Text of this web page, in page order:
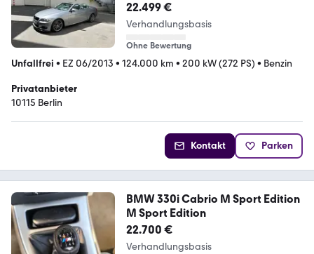
22.499 €
Verhandlungsbasis
Ohne Bewertung
Unfallfrei • EZ 06/2013 • 124.000 km • 200 kW (272 PS) • Benzin
Privatanbieter
10115 Berlin
Kontakt Parken
BMW 330i Cabrio M Sport Edition
M Sport Edition
22.700 €
Verhandlungsbasis